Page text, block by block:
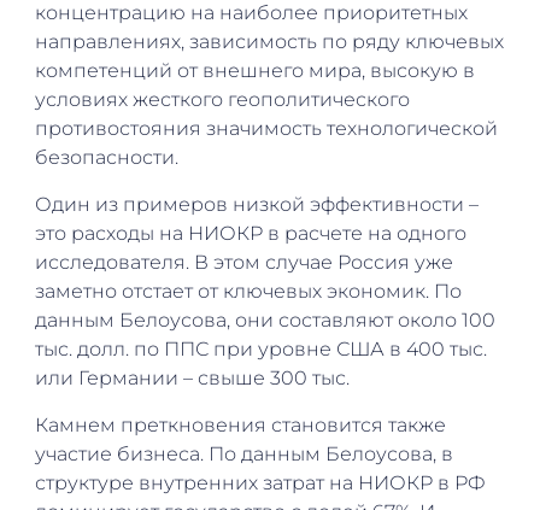
концентрацию на наиболее приоритетных
направлениях, зависимость по ряду ключевых
компетенций от внешнего мира, высокую в
условиях жесткого геополитического
противостояния значимость технологической
безопасности.
Один из примеров низкой эффективности –
это расходы на НИОКР в расчете на одного
исследователя. В этом случае Россия уже
заметно отстает от ключевых экономик. По
данным Белоусова, они составляют около 100
тыс. долл. по ППС при уровне США в 400 тыс.
или Германии – свыше 300 тыс.
Камнем преткновения становится также
участие бизнеса. По данным Белоусова, в
структуре внутренних затрат на НИОКР в РФ